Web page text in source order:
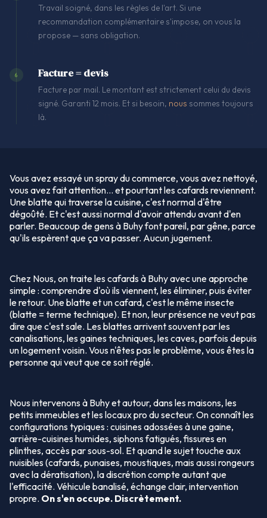
Travail soigné, dans les règles de l'art. Si une
recommandation complémentaire s'impose, on vous la
propose — sans obligation.
6 Facture = devis
Facture par mail. Le montant est strictement celui du devis
signé. Garanti 12 mois. Et si besoin, nous sommes toujours
là.
Vous avez essayé un spray du commerce, vous avez nettoyé,
vous avez fait attention… et pourtant les cafards reviennent.
Une blatte qui traverse la cuisine, c'est normal d'être
dégoûté. Et c'est aussi normal d'avoir attendu avant d'en
parler. Beaucoup de gens à Buhy font pareil, par gêne, parce
qu'ils espèrent que ça va passer. Aucun jugement.
Chez Nous, on traite les cafards à Buhy avec une approche
simple : comprendre d'où ils viennent, les éliminer, puis éviter
le retour. Une blatte et un cafard, c'est le même insecte
(blatte = terme technique). Et non, leur présence ne veut pas
dire que c'est sale. Les blattes arrivent souvent par les
canalisations, les gaines techniques, les caves, parfois depuis
un logement voisin. Vous n'êtes pas le problème, vous êtes la
personne qui veut que ce soit réglé.
Nous intervenons à Buhy et autour, dans les maisons, les
petits immeubles et les locaux pro du secteur. On connaît les
configurations typiques : cuisines adossées à une gaine,
arrière-cuisines humides, siphons fatigués, fissures en
plinthes, accès par sous-sol. Et quand le sujet touche aux
nuisibles (cafards, punaises, moustiques, mais aussi rongeurs
avec la dératisation), la discrétion compte autant que
l'efficacité. Véhicule banalisé, échange clair, intervention
propre. On s'en occupe. Discrètement.